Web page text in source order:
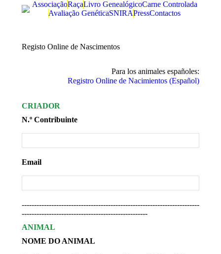
AssociaçãoRaçaLivro GenealógicoCarne Controlada
Avaliação GenéticaSNIRAPressContactos
Registo Online de Nascimentos
Para los animales españoles:
Registro Online de Nacimientos (Español)
CRIADOR
N.º Contribuinte
Email
------------------------------------------------------------------------
---------------------------------------------------
ANIMAL
NOME DO ANIMAL